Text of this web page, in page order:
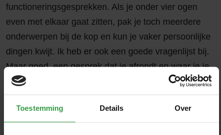
Toestemming Details Over
functioneringsgesprekken. Als je onder vier ogen
even met elkaar gaat zitten, pak je toch meerdere
onderwerpen bij de kop en kun je vaker persoonlijke
dingen kwijt. Ik heb er ook een goede vragenlijst bij.
Maar goed, een gesprek dat je afrondt en waar je je
handtekening onder zet, zo werkt het hier niet. We
doen het dus op informele basis, gedurende het hele
jaar door.”“Je moet zorgen dat je overal wat van
af weet”In een klein bedrijf moet je overal iets van